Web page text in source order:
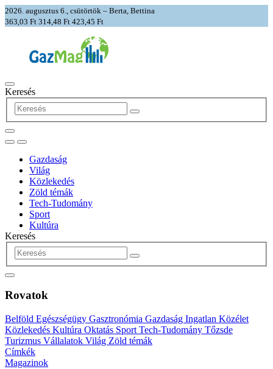
2026. augusztus 6., csütörtök – Berta, Bettina
363,03 Ft 314,48 Ft 423,45 Ft
Keresés
Gazdaság
Világ
Közlekedés
Zöld témák
Tech-Tudomány
Sport
Kultúra
Keresés
Rovatok
Belföld Egészségügy Gasztronómia Gazdaság Ingatlan Közélet
Közlekedés Kultúra Oktatás Sport Tech-Tudomány Tőzsde
Turizmus Vállalatok Világ Zöld témák
Címkék
Magazinok